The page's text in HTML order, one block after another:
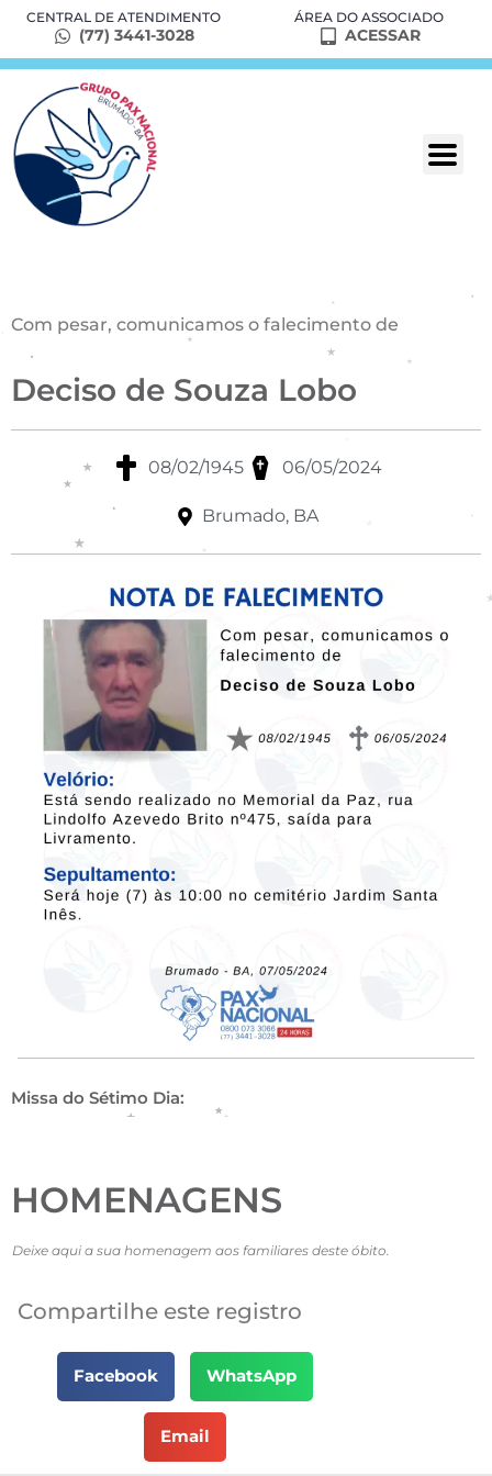
CENTRAL DE ATENDIMENTO
(77) 3441-3028
ÁREA DO ASSOCIADO
ACESSAR
Com pesar, comunicamos o falecimento de
Deciso de Souza Lobo
08/02/1945 06/05/2024
Brumado, BA
Missa do Sétimo Dia:
HOMENAGENS
Deixe aqui a sua homenagem aos familiares deste óbito.
Compartilhe este registro
Facebook WhatsApp
Email